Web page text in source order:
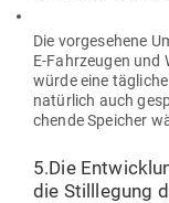
Die vor­ge­sehene
E‑Fahrzeugen
würde eine
natürlich auch
chende Speicher
5.Die
die Still­legung